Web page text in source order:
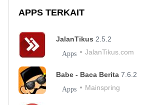
APPS TERKAIT
JalanTikus 2.5.2
Apps JalanTikus.com
Babe - Baca Berita 7.6.2
Apps Mainspring